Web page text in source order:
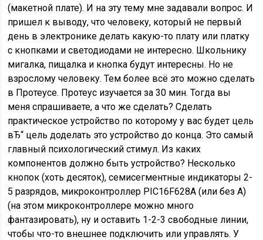
(макетной плате). И на эту тему мне задавали вопрос. И
пришел к выводу, что человеку, который не первый
день в электронике делать какую-то плату или платку
с кнопками и светодиодами не интересно. Школьнику
мигалка, пищалка и кнопка будут интересны. Но не
взрослому человеку. Тем более всё это можно сделать
в Протеусе. Протеус изучается за 30 мин. Тогда вы
меня спрашиваете, а что же сделать? Сделать
практическое устройство по которому у вас будет цель
вЂ“ цель доделать это устройство до конца. Это самый
главный психологический стимул. Из каких
компонентов должно быть устройство? Несколько
кнопок (хоть десяток), семисегментные индикаторы 2-
5 разрядов, микроконтроллер PIC16F628A (или без А)
(на этом микроконтроллере можно много
фантазировать), ну и оставить 1-2-3 свободные линии,
чтобы что-то внешнее подключить или управлять. У